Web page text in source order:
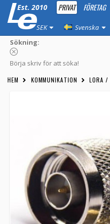
Est. 2010 PRIVAT FÖRETAG
SEK Svenska
Sökning:
Börja skriv för att söka!
HEM KOMMUNIKATION LORA /